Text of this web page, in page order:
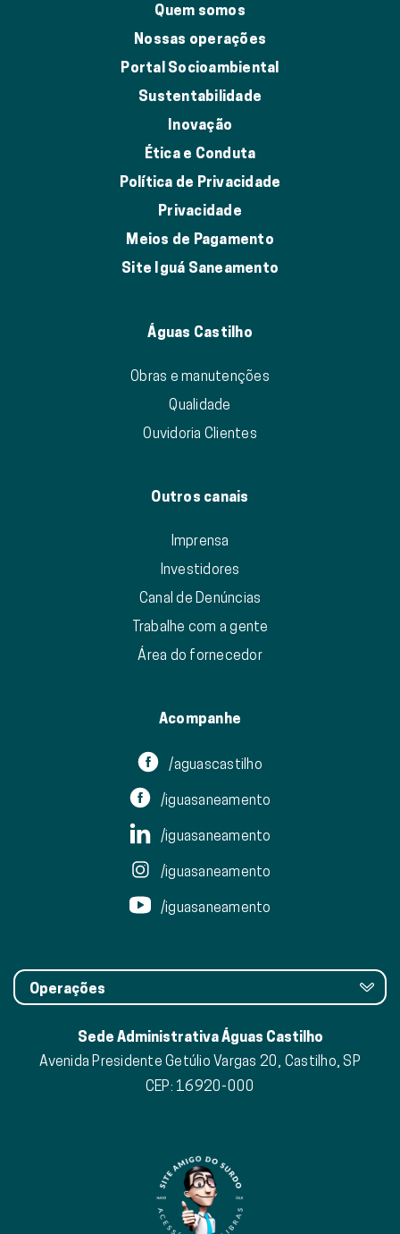
Quem somos
Nossas operações
Portal Socioambiental
Sustentabilidade
Inovação
Ética e Conduta
Política de Privacidade
Privacidade
Meios de Pagamento
Site Iguá Saneamento
Águas Castilho
Obras e manutenções
Qualidade
Ouvidoria Clientes
Outros canais
Imprensa
Investidores
Canal de Denúncias
Trabalhe com a gente
Área do fornecedor
Acompanhe
/aguascastilho
/iguasaneamento
/iguasaneamento
/iguasaneamento
/iguasaneamento
Operações
Sede Administrativa Águas Castilho
Avenida Presidente Getúlio Vargas 20, Castilho, SP
CEP: 16920-000